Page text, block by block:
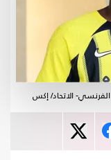
الاتحاد/ إكس